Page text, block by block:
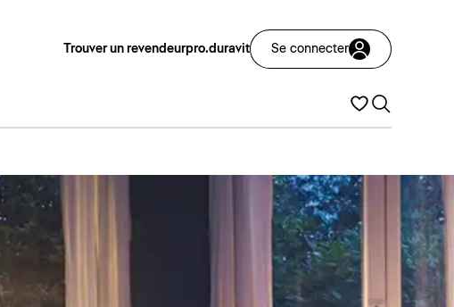
Trouver un revendeurpro.duravit Se connecter